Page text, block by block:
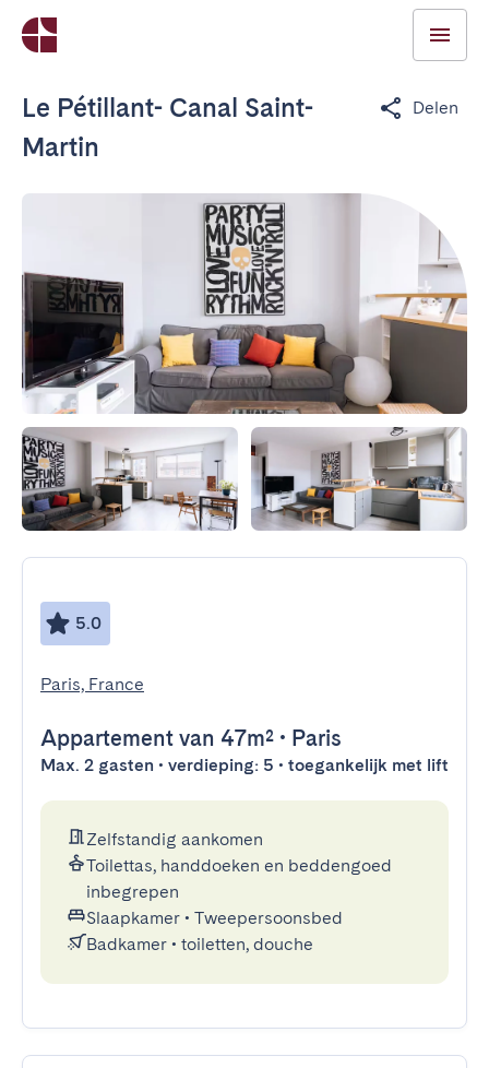
Le Pétillant- Canal Saint-
Martin
Delen
5.0
Paris, France
Appartement van 47m² • Paris
Max. 2 gasten • verdieping: 5 • toegankelijk met lift
Zelfstandig aankomen
Toilettas, handdoeken en beddengoed
inbegrepen
Slaapkamer • Tweepersoonsbed
Badkamer • toiletten, douche